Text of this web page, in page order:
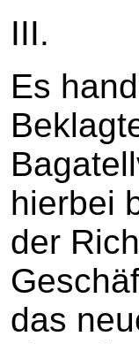
III.
Es
hierbei
der
das